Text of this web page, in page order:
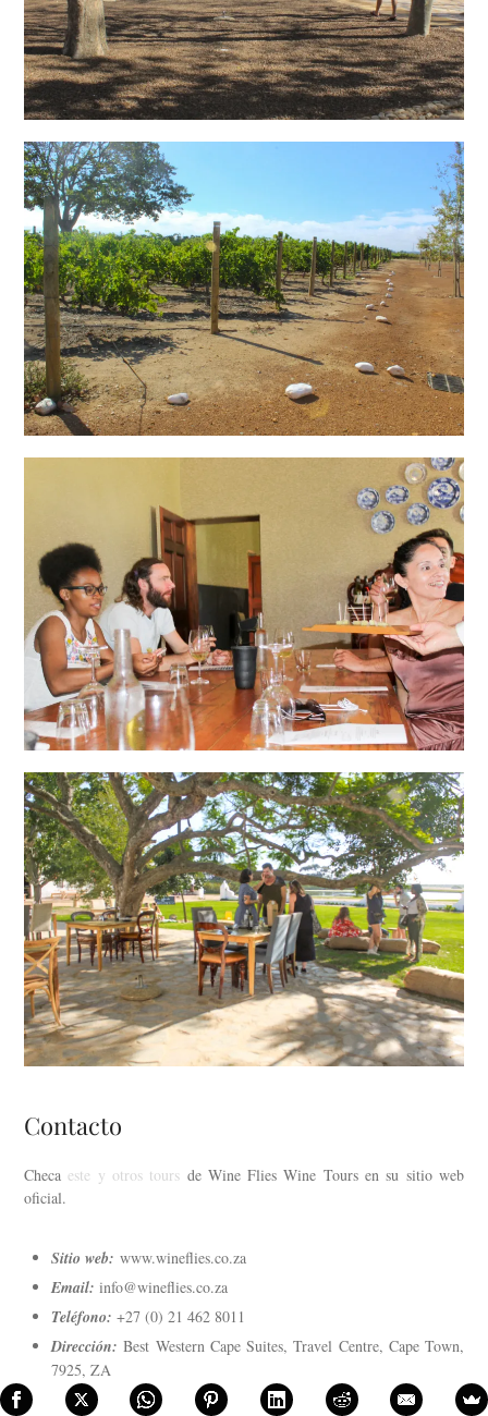
Contacto
Checaeste y otros tours de Wine Flies Wine Tours en su sitio web
oficial.
Sitio web: www.wineflies.co.za
Email: info@wineflies.co.za
Teléfono: +27 (0) 21 462 8011
Dirección: Best Western Cape Suites, Travel Centre, Cape Town,
7925, ZA